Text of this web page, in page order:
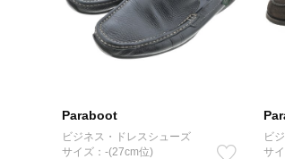
Paraboot
ビジネス・ドレスシューズ
サイズ：-(27cm位)
ビ
サ